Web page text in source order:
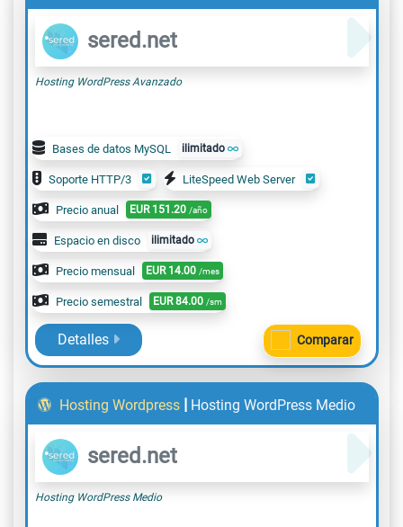
sered.net
Hosting WordPress Avanzado
Bases de datos MySQL ilimitado
Soporte HTTP/3 LiteSpeed Web Server
Precio anual EUR 151.20 /año
Espacio en disco ilimitado
Precio mensual EUR 14.00 /mes
Precio semestral EUR 84.00 /sm
Detalles Comparar
Hosting Wordpress | Hosting WordPress Medio
sered.net
Hosting WordPress Medio